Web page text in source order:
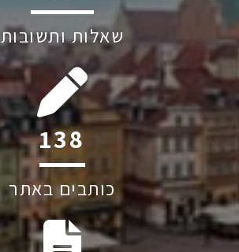
שאלות ותשובות
198
כותבים באתר